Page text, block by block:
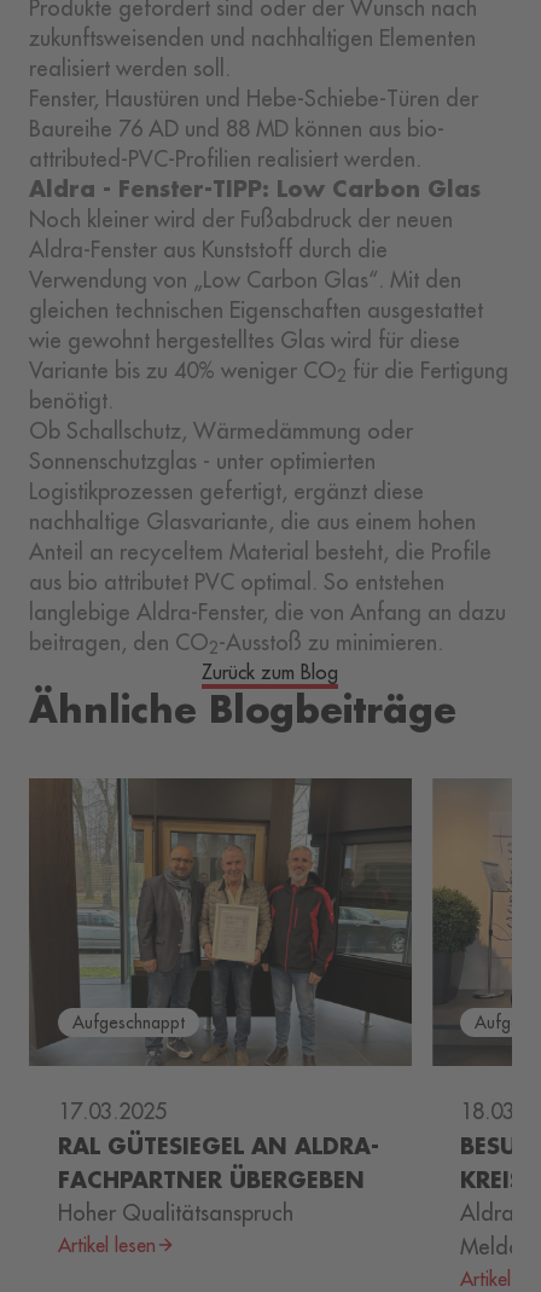
Produkte gefordert sind oder der Wunsch nach
zukunftsweisenden und nachhaltigen Elementen
realisiert werden soll.
Fenster, Haustüren und Hebe-Schiebe-Türen der
Baureihe 76 AD und 88 MD können aus bio-
attributed-PVC-Profilien realisiert werden.
Aldra - Fenster-TIPP: Low Carbon Glas
Noch kleiner wird der Fußabdruck der neuen
Aldra-Fenster aus Kunststoff durch die
Verwendung von „Low Carbon Glas“. Mit den
gleichen technischen Eigenschaften ausgestattet
wie gewohnt hergestelltes Glas wird für diese
Variante bis zu 40% weniger CO2 für die Fertigung
benötigt.
Ob Schallschutz, Wärmedämmung oder
Sonnenschutzglas - unter optimierten
Logistikprozessen gefertigt, ergänzt diese
nachhaltige Glasvariante, die aus einem hohen
Anteil an recyceltem Material besteht, die Profile
aus bio attributet PVC optimal. So entstehen
langlebige Aldra-Fenster, die von Anfang an dazu
beitragen, den CO2-Ausstoß zu minimieren.
Zurück zum Blog
Ähnliche Blogbeiträge
Aufgeschnappt
17.03.2025
RAL GÜTESIEGEL AN ALDRA-
FACHPARTNER ÜBERGEBEN
Hoher Qualitätsanspruch
Artikel lesen
Aldra
Meldorf
Artikel